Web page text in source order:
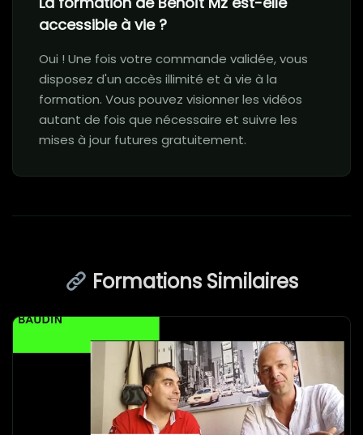
accessible à vie ?
Oui ! Une fois votre commande validée, vous
disposez d'un accès illimité et à vie à la
formation. Vous pouvez visionner les vidéos
autant de fois que nécessaire et suivre les
mises à jour futures gratuitement.
Formations Similaires